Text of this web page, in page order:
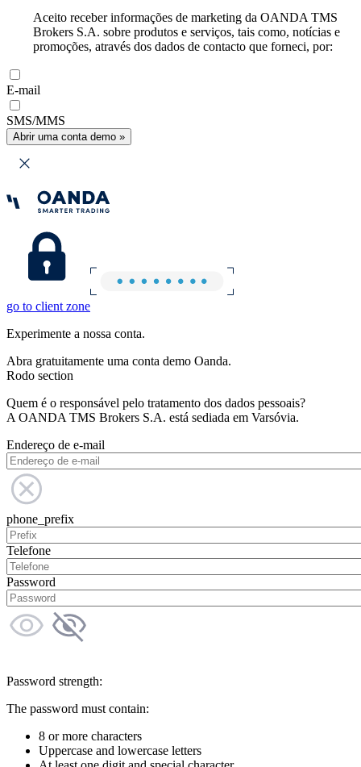
Aceito receber informações de marketing da OANDA TMS
Brokers S.A. sobre produtos e serviços, tais como, notícias e
promoções, através dos dados de contacto que forneci, por:
E-mail
SMS/MMS
Abrir uma conta demo »
go to client zone
Experimente a nossa conta.
Abra gratuitamente uma conta demo Oanda.
Rodo section
Quem é o responsável pelo tratamento dos dados pessoais?
A OANDA TMS Brokers S.A. está sediada em Varsóvia.
Endereço de e-mail
phone_prefix
Telefone
Password
Password strength:
The password must contain:
8 or more characters
Uppercase and lowercase letters